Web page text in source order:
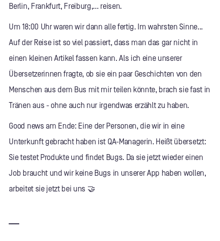
Berlin, Frankfurt, Freiburg,... reisen.
Um 18:00 Uhr waren wir dann alle fertig. Im wahrsten Sinne...
Auf der Reise ist so viel passiert, dass man das gar nicht in
einen kleinen Artikel fassen kann. Als ich eine unserer
Übersetzerinnen fragte, ob sie ein paar Geschichten von den
Menschen aus dem Bus mit mir teilen könnte, brach sie fast in
Tränen aus - ohne auch nur irgendwas erzählt zu haben.
Good news am Ende: Eine der Personen, die wir in eine
Unterkunft gebracht haben ist QA-Managerin. Heißt übersetzt:
Sie testet Produkte und findet Bugs. Da sie jetzt wieder einen
Job braucht und wir keine Bugs in unserer App haben wollen,
arbeitet sie jetzt bei uns 🤝